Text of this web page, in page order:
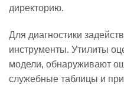
директорию.
Для диагностики
инструменты. Утилиты
модели, обнаруживают
служебные таблицы и